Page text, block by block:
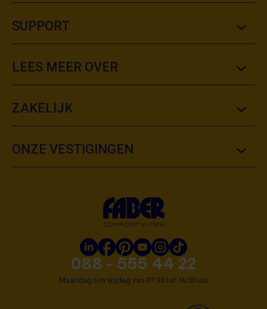
088 - 555 44 22
Maandag t/m vrijdag van 07:30 tot 16:00 uur
SUPPORT
LEES MEER OVER
ZAKELIJK
ONZE VESTIGINGEN